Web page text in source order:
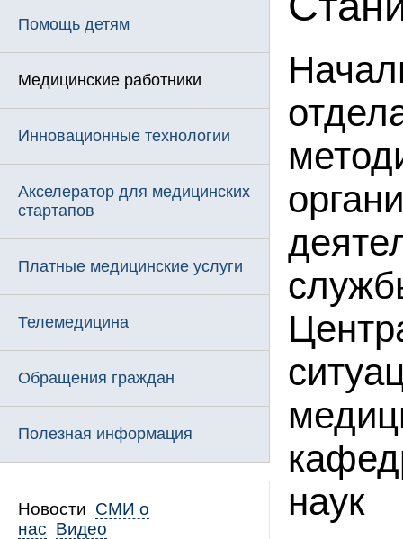
Помощь детям
Медицинские работники
Инновационные технологии
Акселератор для медицинских
стартапов
Платные медицинские услуги
Телемедицина
Обращения граждан
Полезная информация
Новости СМИ о
нас Видео
наук